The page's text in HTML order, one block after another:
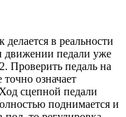
в реальности
педали уже
Проверить педаль на
означает
сцепной педали
поднимается и